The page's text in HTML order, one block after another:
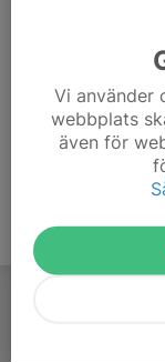
Vi använder
webbplats
även för